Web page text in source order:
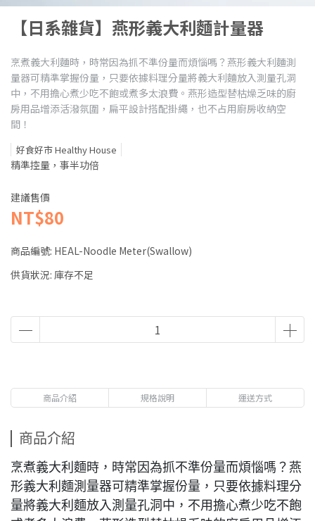
【日系雜貨】燕形義大利麵計量器
烹煮義大利麵時，時常因為抓不準份量而煩惱嗎？燕形義大利麵測
量器可精準掌握份量，只要依據料理分量將義大利麵放入測量孔洞
中，不用擔心煮少吃不飽或煮多太浪費。燕形造型替枯燥乏味的廚
房用品增添活潑氛圍，扁平設計搭配掛繩，也不占用廚房收納空
間！
好食好市 Healthy House
精準控量，事半功倍
建議售價
NT$80
商品編號: HEAL-Noodle Meter(Swallow)
供貨狀況: 庫存不足
商品介紹 規格說明 運送方式
商品介紹
烹煮義大利麵時，時常因為抓不準份量而煩惱嗎？燕
形義大利麵測量器可精準掌握份量，只要依據料理分
量將義大利麵放入測量孔洞中，不用擔心煮少吃不飽